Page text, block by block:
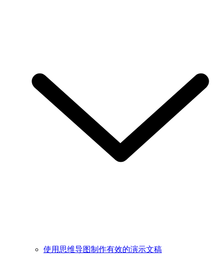
使用思维导图制作有效的演示文稿